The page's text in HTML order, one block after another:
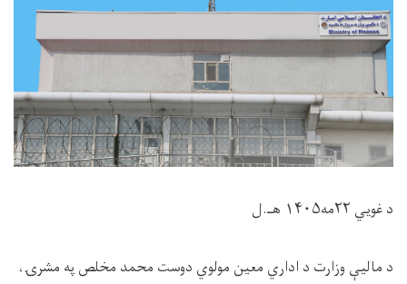
د غویي ۲۲مه۱۴۰۵ هـ.ل
د مالیې وزارت د اداري معین مولوي دوست محمد مخلص په مشرۍ،